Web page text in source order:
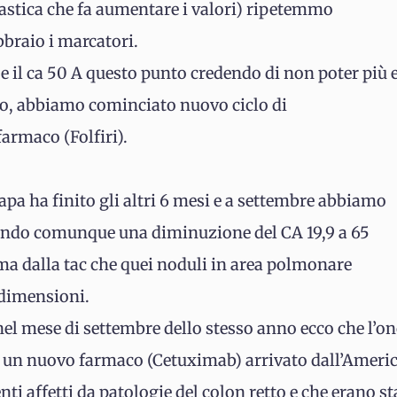
che fa aumentare i valori) ripetemmo
i marcatori.
e il ca 50 A questo punto credendo di non poter più
abbiamo cominciato nuovo ciclo di
(Folfiri).
ha finito gli altri 6 mesi e a settembre abbiamo
comunque una diminuzione del CA 19,9 a 65
dalla tac che quei noduli in area polmonare
mese di settembre dello stesso anno ecco che
nuovo farmaco (Cetuximab) arrivato
affetti da patologie del colon retto e che erano